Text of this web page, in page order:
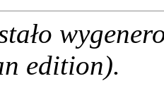
edition).